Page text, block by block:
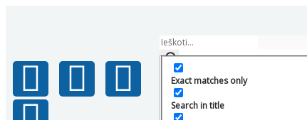
Exact matches only
Search in title